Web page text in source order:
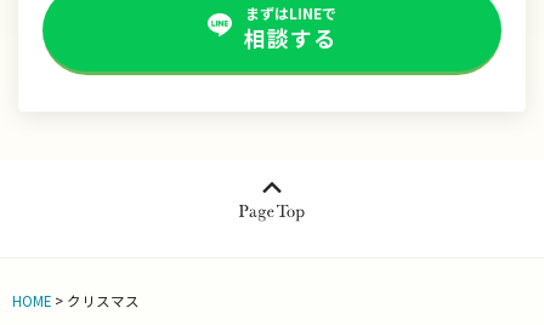
まずはLINEで
相談する
HOME > クリスマス